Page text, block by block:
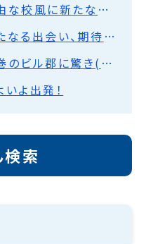
10月21日(木曜日)自由な校風に新たな刺激を受けて(ノックスビル)
10月20日(水曜日)新たなる出会い、期待と不安を胸に(ノックスビル)
10月19日(火曜日)圧巻のビル郡に驚き(シカゴ)
よ出発！
索